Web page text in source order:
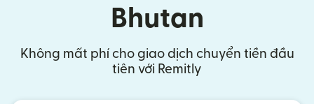
Bhutan
Không mất phí cho giao dịch chuyển tiền đầu
tiên với Remitly